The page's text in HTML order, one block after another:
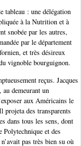
tableau : une délégation
à la Nutrition et à
snobée par les autres,
par le département
et très désireux
vignoble bourguignon.
reçus. Jacques
au demeurant un
aux Américains le
des transparents
dans tous les sens, dont
Polytechnique et des
pas très bien su où